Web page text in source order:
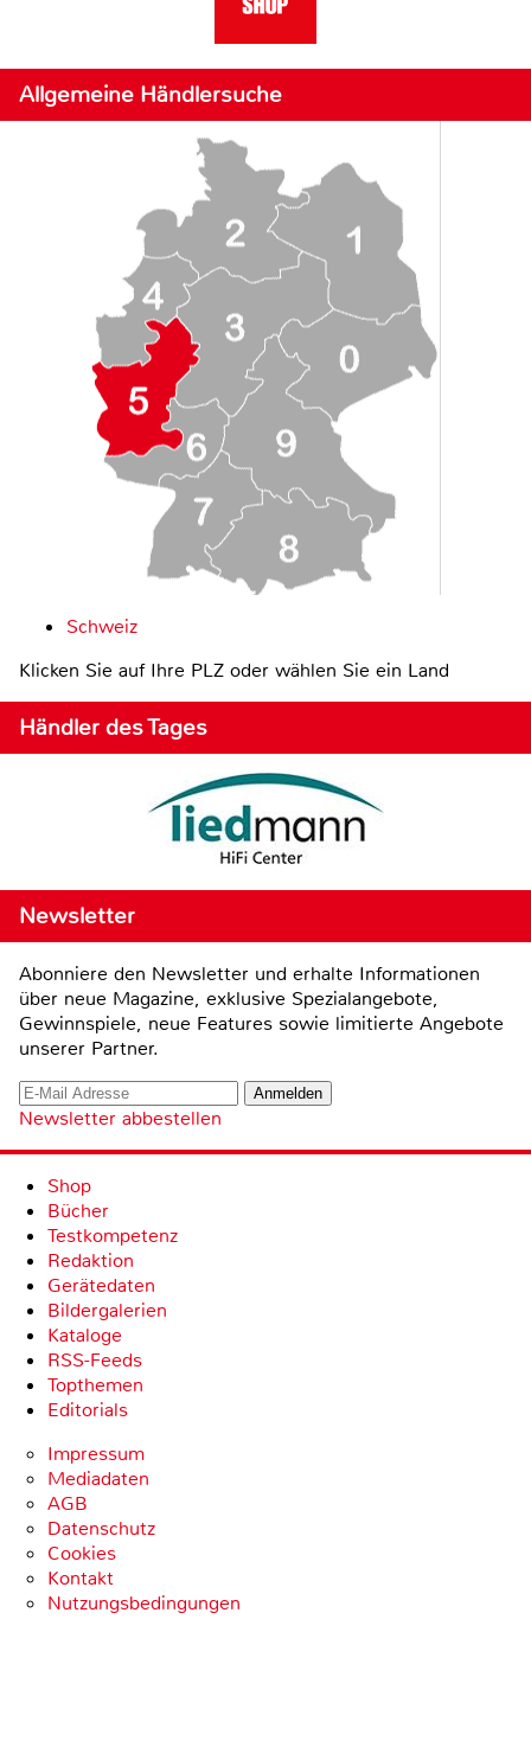
Allgemeine Händlersuche
Schweiz
Klicken Sie auf Ihre PLZ oder wählen Sie ein Land
Händler des Tages
Newsletter
Abonniere den Newsletter und erhalte Informationen
über neue Magazine, exklusive Spezialangebote,
Gewinnspiele, neue Features sowie limitierte Angebote
unserer Partner.
Newsletter abbestellen
Shop
Bücher
Testkompetenz
Redaktion
Gerätedaten
Bildergalerien
Kataloge
RSS-Feeds
Topthemen
Editorials
Impressum
Mediadaten
AGB
Datenschutz
Cookies
Kontakt
Nutzungsbedingungen